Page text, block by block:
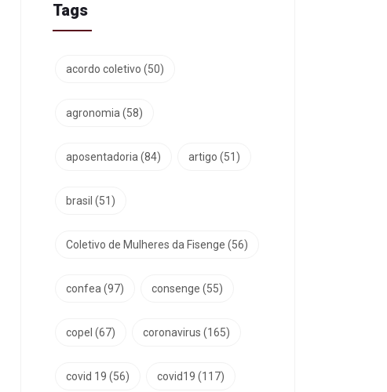
Tags
acordo coletivo (50)
agronomia (58)
aposentadoria (84) artigo (51)
brasil (51)
Coletivo de Mulheres da Fisenge (56)
confea (97) consenge (55)
copel (67) coronavirus (165)
covid 19 (56) covid19 (117)